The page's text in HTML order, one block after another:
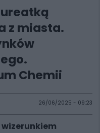
z miasta.
Chemii
26/06/2025 - 09:23